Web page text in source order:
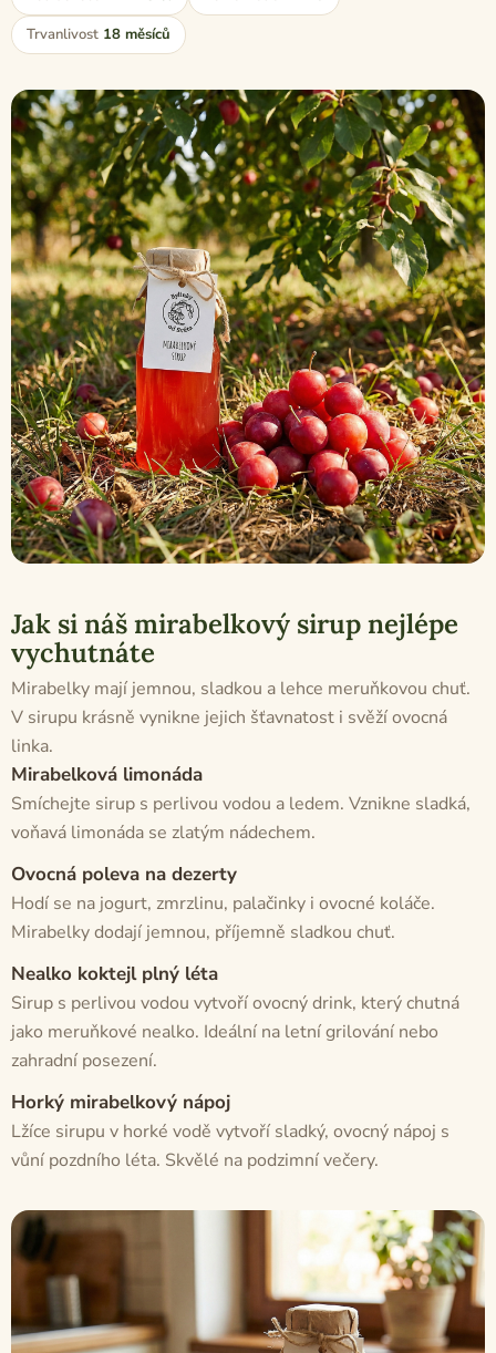
Trvanlivost 18 měsíců
Jak si náš mirabelkový sirup nejlépe
vychutnáte
Mirabelky mají jemnou, sladkou a lehce meruňkovou chuť.
V sirupu krásně vynikne jejich šťavnatost i svěží ovocná
linka.
Mirabelková limonáda
Smíchejte sirup s perlivou vodou a ledem. Vznikne sladká,
voňavá limonáda se zlatým nádechem.
Ovocná poleva na dezerty
Hodí se na jogurt, zmrzlinu, palačinky i ovocné koláče.
Mirabelky dodají jemnou, příjemně sladkou chuť.
Nealko koktejl plný léta
Sirup s perlivou vodou vytvoří ovocný drink, který chutná
jako meruňkové nealko. Ideální na letní grilování nebo
zahradní posezení.
Horký mirabelkový nápoj
Lžíce sirupu v horké vodě vytvoří sladký, ovocný nápoj s
vůní pozdního léta. Skvělé na podzimní večery.